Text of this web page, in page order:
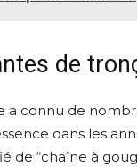
de
a connu de
dans les
de “chaîne à